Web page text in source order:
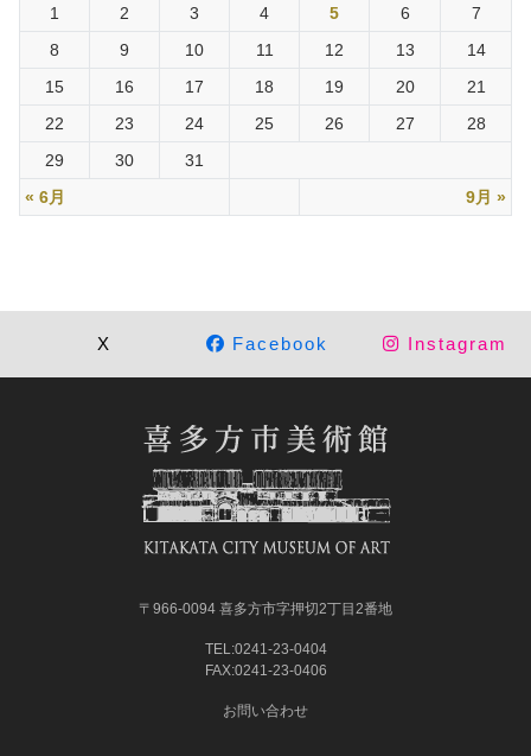
« 6月 9月 »
1 2 3 4 5 6
7
8
9 10 11 12 13
14
15
16 17 18 19 20
21
22
23 24 25 26 27
28
29
30 31
X Facebook Instagram
〒966-0094 喜多方市字押切2丁目2番地
TEL:0241-23-0404
FAX:0241-23-0406
お問い合わせ